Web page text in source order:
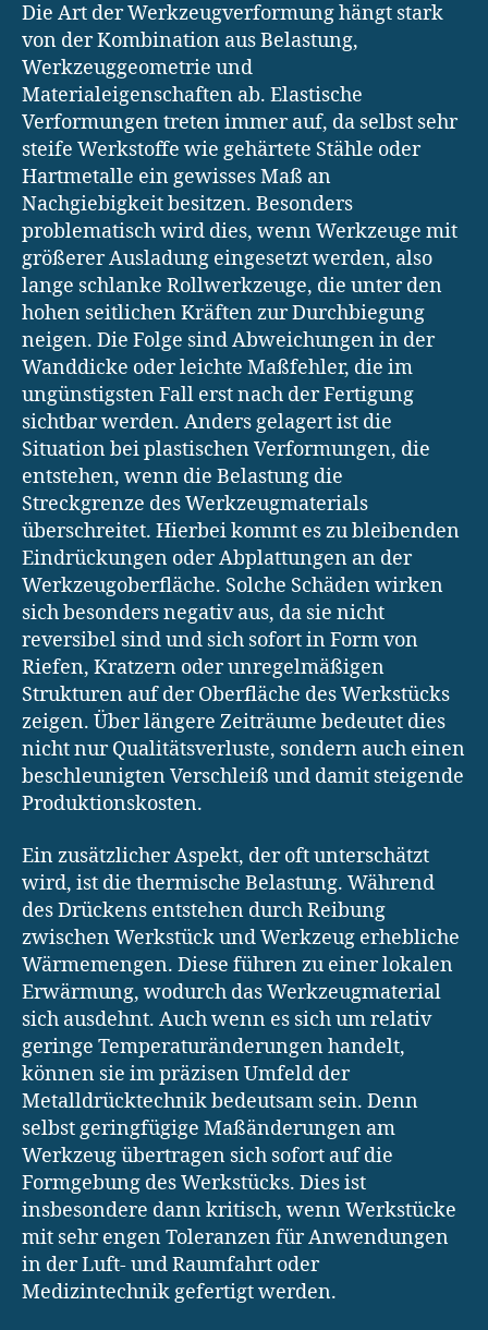
Die Art der Werkzeugverformung hängt stark
von der Kombination aus Belastung,
Werkzeuggeometrie und
Materialeigenschaften ab. Elastische
Verformungen treten immer auf, da selbst sehr
steife Werkstoffe wie gehärtete Stähle oder
Hartmetalle ein gewisses Maß an
Nachgiebigkeit besitzen. Besonders
problematisch wird dies, wenn Werkzeuge mit
größerer Ausladung eingesetzt werden, also
lange schlanke Rollwerkzeuge, die unter den
hohen seitlichen Kräften zur Durchbiegung
neigen. Die Folge sind Abweichungen in der
Wanddicke oder leichte Maßfehler, die im
ungünstigsten Fall erst nach der Fertigung
sichtbar werden. Anders gelagert ist die
Situation bei plastischen Verformungen, die
entstehen, wenn die Belastung die
Streckgrenze des Werkzeugmaterials
überschreitet. Hierbei kommt es zu bleibenden
Eindrückungen oder Abplattungen an der
Werkzeugoberfläche. Solche Schäden wirken
sich besonders negativ aus, da sie nicht
reversibel sind und sich sofort in Form von
Riefen, Kratzern oder unregelmäßigen
Strukturen auf der Oberfläche des Werkstücks
zeigen. Über längere Zeiträume bedeutet dies
nicht nur Qualitätsverluste, sondern auch einen
beschleunigten Verschleiß und damit steigende
Produktionskosten.
Ein zusätzlicher Aspekt, der oft unterschätzt
wird, ist die thermische Belastung. Während
des Drückens entstehen durch Reibung
zwischen Werkstück und Werkzeug erhebliche
Wärmemengen. Diese führen zu einer lokalen
Erwärmung, wodurch das Werkzeugmaterial
sich ausdehnt. Auch wenn es sich um relativ
geringe Temperaturänderungen handelt,
können sie im präzisen Umfeld der
Metalldrücktechnik bedeutsam sein. Denn
selbst geringfügige Maßänderungen am
Werkzeug übertragen sich sofort auf die
Formgebung des Werkstücks. Dies ist
insbesondere dann kritisch, wenn Werkstücke
mit sehr engen Toleranzen für Anwendungen
in der Luft- und Raumfahrt oder
Medizintechnik gefertigt werden.